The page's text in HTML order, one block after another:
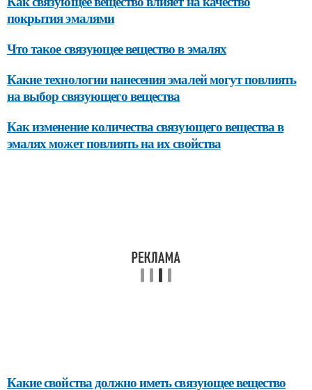
покрытия эмалями
Что такое связующее вещество в эмалях
Какие технологии нанесения эмалей могут повлиять
на выбор связующего вещества
Как изменение количества связующего вещества в
эмалях может повлиять на их свойства
Какие свойства должно иметь связующее вещество